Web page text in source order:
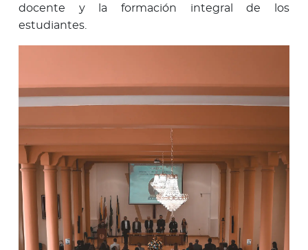
docente y la formación integral de los
estudiantes.